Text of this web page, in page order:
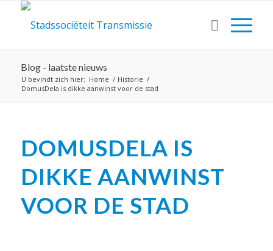
Blog - laatste nieuws
U bevindt zich hier: Home / Historie /
DomusDela is dikke aanwinst voor de stad
DOMUSDELA IS
DIKKE AANWINST
VOOR DE STAD